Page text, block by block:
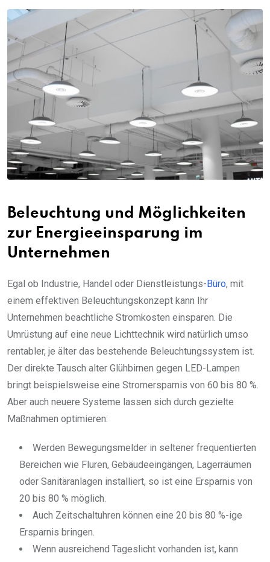
Beleuchtung und Möglichkeiten
zur Energieeinsparung im
Unternehmen
Egal ob Industrie, Handel oder Dienstleistungs- Büro, mit
einem effektiven Beleuchtungskonzept kann Ihr
Unternehmen beachtliche Stromkosten einsparen. Die
Umrüstung auf eine neue Lichttechnik wird natürlich umso
rentabler, je älter das bestehende Beleuchtungssystem ist.
Der direkte Tausch alter Glühbirnen gegen LED-Lampen
bringt beispielsweise eine Stromersparnis von 60 bis 80 %.
Aber auch neuere Systeme lassen sich durch gezielte
Maßnahmen optimieren:
Werden Bewegungsmelder in seltener frequentierten
Bereichen wie Fluren, Gebäudeeingängen, Lagerräumen
oder Sanitäranlagen installiert, so ist eine Ersparnis von
20 bis 80 % möglich.
Auch Zeitschaltuhren können eine 20 bis 80 %-ige
Ersparnis bringen.
Wenn ausreichend Tageslicht vorhanden ist, kann